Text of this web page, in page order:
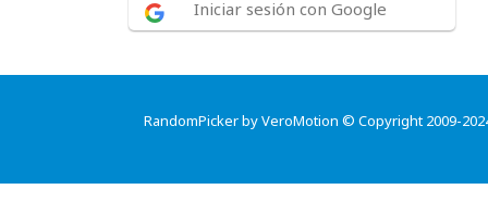
Iniciar sesión con Google
RandomPicker by VeroMotion © Copyright 2009-